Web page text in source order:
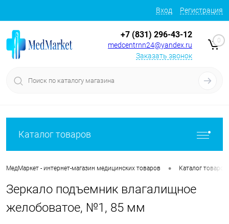
Вход Регистрация
+7 (831) 296-43-12
medcentrnn24@yandex.ru
Заказать звонок
0
Каталог товаров
МедМаркет - интернет-магазин медицинских товаров • Каталог товаров
Зеркало подъемник влагалищное
желобоватое, №1, 85 мм